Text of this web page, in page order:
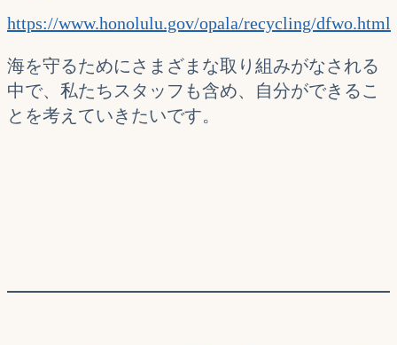
https://www.honolulu.gov/opala/recycling/dfwo.html
海を守るためにさまざまな取り組みがなされる
中で、私たちスタッフも含め、自分ができるこ
とを考えていきたいです。